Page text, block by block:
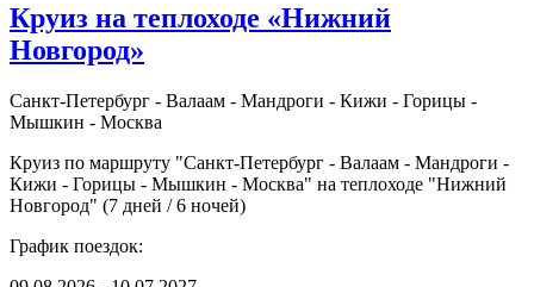
Круиз на теплоходе «Нижний
Новгород»
Санкт-Петербург - Валаам - Мандроги - Кижи - Горицы -
Мышкин - Москва
Круиз по маршруту "Санкт-Петербург - Валаам - Мандроги -
Кижи - Горицы - Мышкин - Москва" на теплоходе "Нижний
Новгород" (7 дней / 6 ночей)
График поездок: